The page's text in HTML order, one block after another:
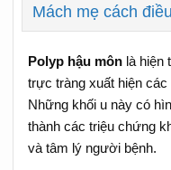
Mách mẹ cách
Polyp hậu môn là hiện
trực tràng xuất hiện
Những khối u này có
thành các triệu chứng
và tâm lý người bệnh.